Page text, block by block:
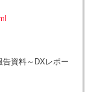
資料～DXレポー